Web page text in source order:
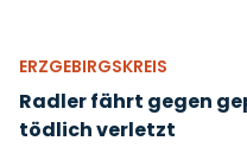
ERZGEBIRGSKREIS
Radler fährt gegen
tödlich verletzt